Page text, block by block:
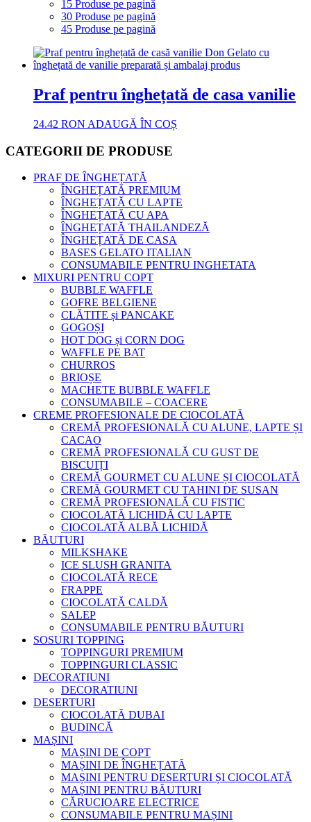
15 Produse pe pagină
30 Produse pe pagină
45 Produse pe pagină
Praf pentru înghețată de casa vanilie
24.42 RON ADAUGĂ ÎN COȘ
CATEGORII DE PRODUSE
PRAF DE ÎNGHEȚATĂ
ÎNGHEȚATĂ PREMIUM
ÎNGHEȚATĂ CU LAPTE
ÎNGHEȚATĂ CU APA
ÎNGHEȚATĂ THAILANDEZĂ
ÎNGHEȚATĂ DE CASA
BASES GELATO ITALIAN
CONSUMABILE PENTRU INGHETATA
MIXURI PENTRU COPT
BUBBLE WAFFLE
GOFRE BELGIENE
CLĂTITE și PANCAKE
GOGOȘI
HOT DOG și CORN DOG
WAFFLE PE BAT
CHURROS
BRIOȘE
MACHETE BUBBLE WAFFLE
CONSUMABILE – COACERE
CREME PROFESIONALE DE CIOCOLATĂ
CREMĂ PROFESIONALĂ CU ALUNE, LAPTE ȘI
CACAO
CREMĂ PROFESIONALĂ CU GUST DE
BISCUIȚI
CREMĂ GOURMET CU ALUNE ȘI CIOCOLATĂ
CREMĂ GOURMET CU TAHINI DE SUSAN
CREMĂ PROFESIONALĂ CU FISTIC
CIOCOLATĂ LICHIDĂ CU LAPTE
CIOCOLATĂ ALBĂ LICHIDĂ
BĂUTURI
MILKSHAKE
ICE SLUSH GRANITA
CIOCOLATĂ RECE
FRAPPE
CIOCOLATĂ CALDĂ
SALEP
CONSUMABILE PENTRU BĂUTURI
SOSURI TOPPING
TOPPINGURI PREMIUM
TOPPINGURI CLASSIC
DECORATIUNI
DECORATIUNI
DESERTURI
CIOCOLATĂ DUBAI
BUDINCĂ
MAȘINI
MAȘINI DE COPT
MAȘINI DE ÎNGHEȚATĂ
MAȘINI PENTRU DESERTURI ȘI CIOCOLATĂ
MAȘINI PENTRU BĂUTURI
CĂRUCIOARE ELECTRICE
CONSUMABILE PENTRU MAȘINI